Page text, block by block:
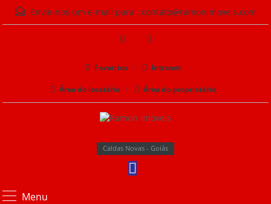
Envie-nos um e-mail para : contato@ramonimoveis.com
Favoritos Intranet
Área do locatário Área do proprietário
Caldas Novas - Goiás
Menu